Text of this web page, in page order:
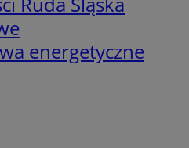
energetyczne